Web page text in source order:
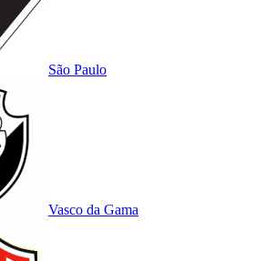
São Paulo
Vasco da Gama